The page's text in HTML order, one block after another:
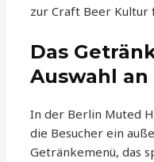
zur Craft Beer Kultur
Das
Auswahl an
In der Berlin Muted
die Besucher ein
Getränkemenü, das